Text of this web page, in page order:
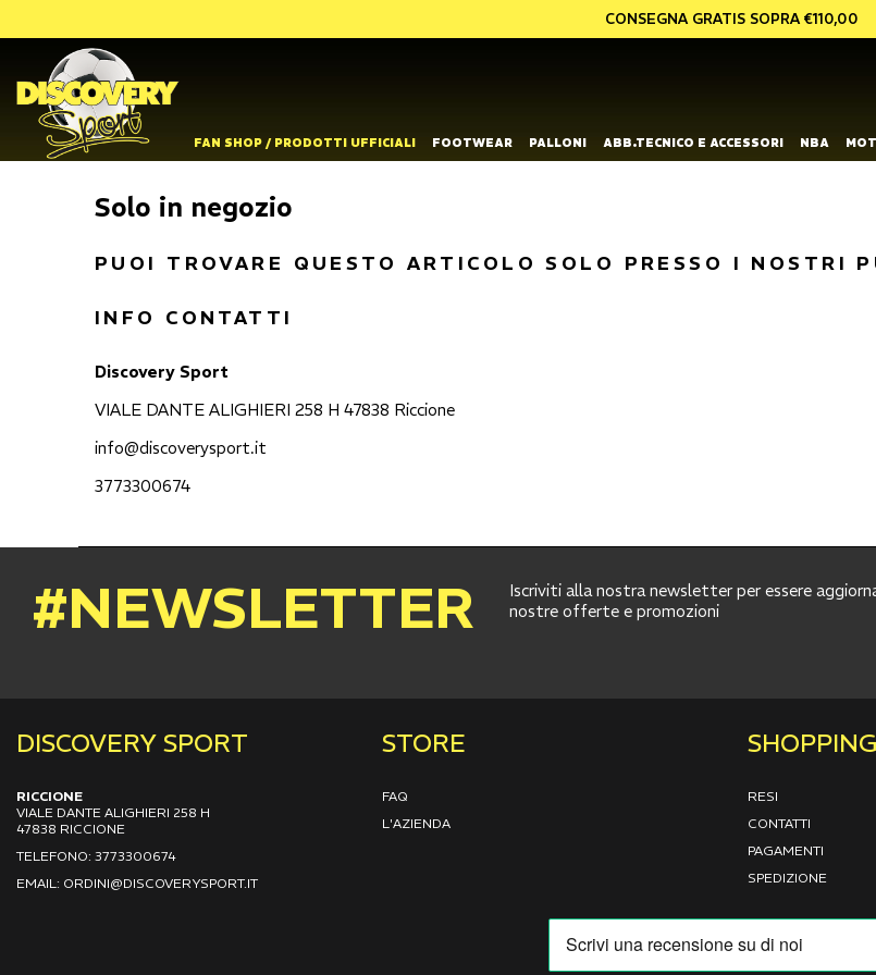
CONSEGNA GRATIS SOPRA €110,00
FOOTWEAR PALLONI ABB.TECNICO E ACCESSORI NBA
FAN SHOP / PRODOTTI UFFICIALI
Solo in negozio
PUOI TROVARE QUESTO ARTICOLO SOLO PRESSO I NOSTRI
INFO CONTATTI
Discovery Sport
VIALE DANTE ALIGHIERI 258 H 47838 Riccione
info@discoverysport.it
3773300674
#NEWSLETTER
Iscriviti alla nostra newsletter per essere
nostre offerte e promozioni
DISCOVERY SPORT
RICCIONE
VIALE DANTE ALIGHIERI 258 H
47838 RICCIONE
TELEFONO: 3773300674
EMAIL: ORDINI@DISCOVERYSPORT.IT
STORE
FAQ
L'AZIENDA
SHOPPING
RESI
CONTATTI
PAGAMENTI
SPEDIZIONE